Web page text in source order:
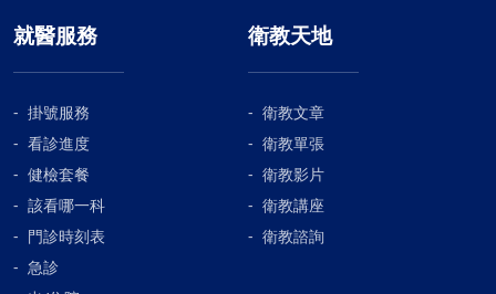
就醫服務
掛號服務
看診進度
健檢套餐
該看哪一科
門診時刻表
急診
衛教天地
衛教文章
衛教單張
衛教影片
衛教講座
衛教諮詢